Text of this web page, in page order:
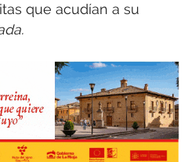
que acudían a su